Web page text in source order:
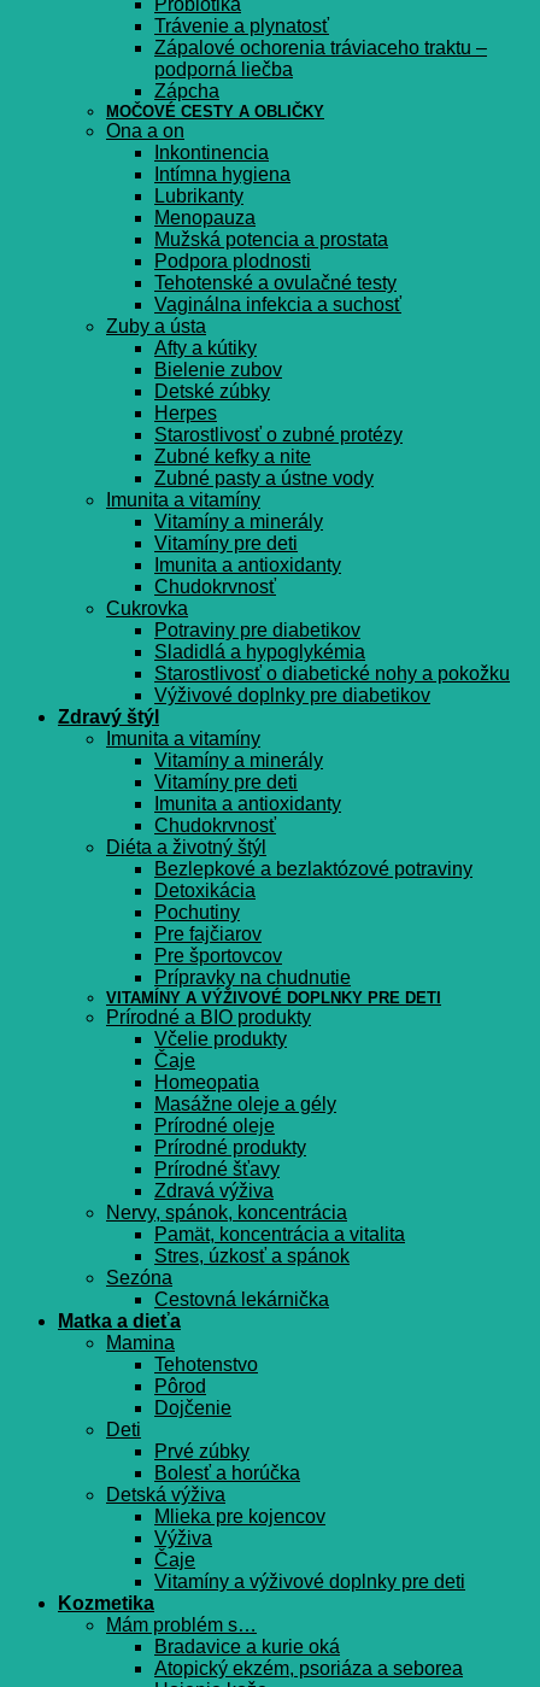
Trávenie a plynatosť
Zápalové ochorenia tráviaceho traktu –
podporná liečba
Zápcha
MOČOVÉ CESTY A OBLIČKY
Ona a on
Inkontinencia
Intímna hygiena
Lubrikanty
Menopauza
Mužská potencia a prostata
Podpora plodnosti
Tehotenské a ovulačné testy
Vaginálna infekcia a suchosť
Zuby a ústa
Afty a kútiky
Bielenie zubov
Detské zúbky
Herpes
Starostlivosť o zubné protézy
Zubné kefky a nite
Zubné pasty a ústne vody
Imunita a vitamíny
Vitamíny a minerály
Vitamíny pre deti
Imunita a antioxidanty
Chudokrvnosť
Cukrovka
Potraviny pre diabetikov
Sladidlá a hypoglykémia
Starostlivosť o diabetické nohy a pokožku
Výživové doplnky pre diabetikov
Zdravý štýl
Imunita a vitamíny
Vitamíny a minerály
Vitamíny pre deti
Imunita a antioxidanty
Chudokrvnosť
Diéta a životný štýl
Bezlepkové a bezlaktózové potraviny
Detoxikácia
Pochutiny
Pre fajčiarov
Pre športovcov
Prípravky na chudnutie
VITAMÍNY A VÝŽIVOVÉ DOPLNKY PRE DETI
Prírodné a BIO produkty
Včelie produkty
Čaje
Homeopatia
Masážne oleje a gély
Prírodné oleje
Prírodné produkty
Prírodné šťavy
Zdravá výživa
Nervy, spánok, koncentrácia
Pamät, koncentrácia a vitalita
Stres, úzkosť a spánok
Sezóna
Cestovná lekárnička
Matka a dieťa
Mamina
Tehotenstvo
Pôrod
Dojčenie
Deti
Prvé zúbky
Bolesť a horúčka
Detská výživa
Mlieka pre kojencov
Výživa
Čaje
Vitamíny a výživové doplnky pre deti
Kozmetika
Mám problém s…
Bradavice a kurie oká
Atopický ekzém, psoriáza a seborea